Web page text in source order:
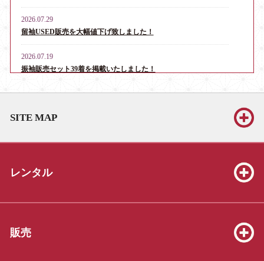
2026.07.29
留袖USED販売を大幅値下げ致しました！
2026.07.19
振袖販売セット39着を掲載いたしました！
2026.06.13
した！
2026.06.13
2026.06.13
した！
2026.05.23
SITE MAP
レンタル
販売